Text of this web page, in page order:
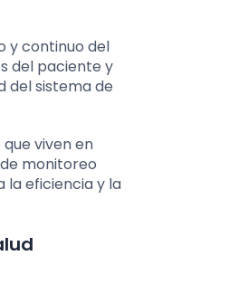
y continuo del
del paciente y
del sistema de
viven en
monitoreo
la eficiencia y la